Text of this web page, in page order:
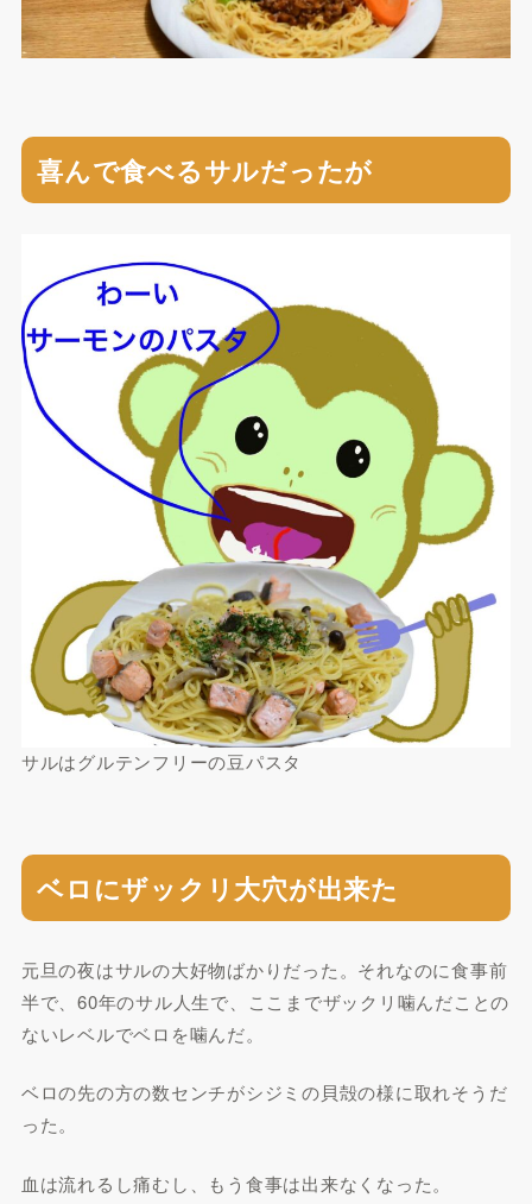
喜んで食べるサルだったが
サルはグルテンフリーの豆パスタ
ベロにザックリ大穴が出来た
元旦の夜はサルの大好物ばかりだった。それなのに食事前
半で、60年のサル人生で、ここまでザックリ噛んだことの
ないレベルでベロを噛んだ。
ベロの先の方の数センチがシジミの貝殻の様に取れそうだ
った。
血は流れるし痛むし、もう食事は出来なくなった。